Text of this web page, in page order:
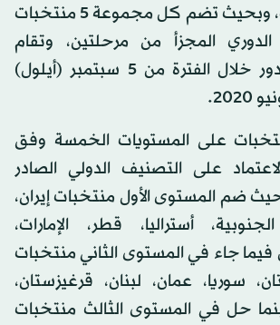
ثماني مجموعات، وبحيث تضم كل مجموعة 5 منتخبات
المجزأ من مرحلتين، وتقام
منافسات هذا الدور خلال الفترة من 5 سبتمبر (أيلول)
على المستويات الخمسة وفق
على التصنيف الدولي الصادر
يونيو حيث ضم المستوى الأول منتخبات إيران،
أستراليا، قطر، الإمارات،
فيما جاء في المستوى الثاني منتخبات
سوريا، عمان، لبنان، قرغيزستان،
حل في المستوى الثالث منتخبات